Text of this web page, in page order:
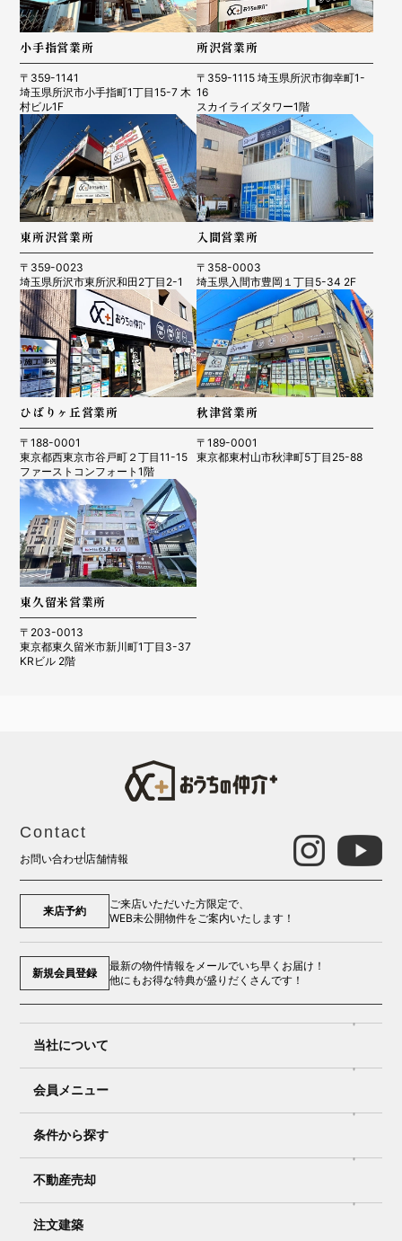
小手指営業所
〒359-1141
埼玉県所沢市小手指町1丁目15-7 木
村ビル1F
所沢営業所
〒359-1115 埼玉県所沢市御幸町1-
16
スカイライズタワー1階
東所沢営業所
〒359-0023
埼玉県所沢市東所沢和田2丁目2-1
入間営業所
〒358-0003
埼玉県入間市豊岡１丁目5-34 2F
ひばりヶ丘営業所
〒188-0001
東京都西東京市谷戸町２丁目11-15
ファーストコンフォート1階
秋津営業所
〒189-0001
東京都東村山市秋津町5丁目25-88
東久留米営業所
〒203-0013
東京都東久留米市新川町1丁目3-37
KRビル 2階
Contact
お問い合わせ店舗情報
来店予約
ご来店いただいた方限定で、
WEB未公開物件をご案内いたします！
新規会員登録
最新の物件情報をメールでいち早くお届け！
他にもお得な特典が盛りだくさんです！
当社について
会員メニュー
条件から探す
不動産売却
注文建築